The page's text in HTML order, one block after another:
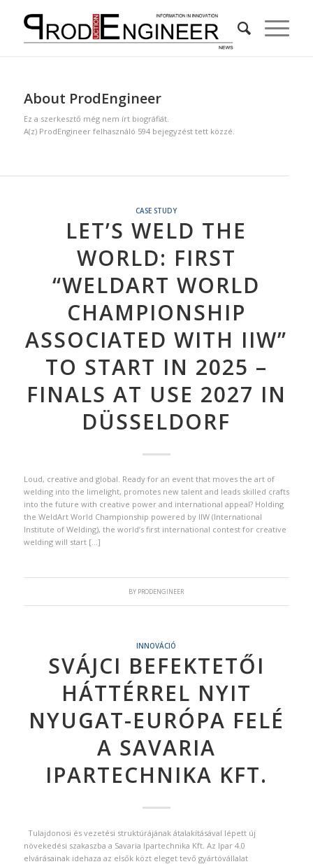
About ProdEngineer
Ez a szerkesztő még nem írt biográfiát.
A(z) ProdEngineerfelhasználó 594 bejegyzést tett közzé.
CASE STUDY
LET’S WELD THE
WORLD: FIRST
“WELDART WORLD
CHAMPIONSHIP
ASSOCIATED WITH IIW”
TO START IN 2025 –
FINALS AT USE 2027 IN
DÜSSELDORF
Loud, creative and global. Ready for an event that moves the art of
welding into the limelight, promotes new talent and leads skilled crafts
into the future with creative power and international appeal? Holding
the WeldArt World Championship powered by IIW (International
Institute of Welding), the world’s first international contest for creative
welding will start […]
BY PRODENGINEER
INNOVÁCIÓ
SVÁJCI BEFEKTETŐI
HÁTTÉRREL NYIT
NYUGAT-EURÓPA FELÉ
A SAVARIA
IPARTECHNIKA KFT.
Tulajdonosi és vezetési struktúrájának átalakításával lépett új
növekedési szakaszba a Savaria Ipartechnika Kft. Az Ipar 4.0
elvárásainak idehaza az elsők közt eleget tevő gyártóvállalat